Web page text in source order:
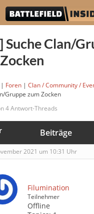
Suche Clan/
| Foren | Clan / Community /
Gruppe zum Zocken
4 Antwort-Threads
Beiträge
2021 um 10:31 Uhr
Filumination
Teilnehmer
Offline